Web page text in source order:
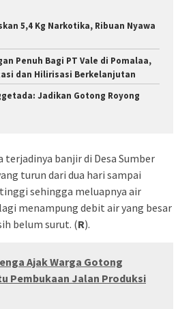
5,4 Kg Narkotika, Ribuan Nyawa
Penuh Bagi PT Vale di Pomalaa,
dan Hilirisasi Berkelanjutan
Jadikan Gotong Royong
banjir di Desa Sumber
turun dari dua hari sampai
sehingga meluapnya air
menampung debit air yang besar
belum surut. (R).
Ajak Warga Gotong
Pembukaan Jalan Produksi